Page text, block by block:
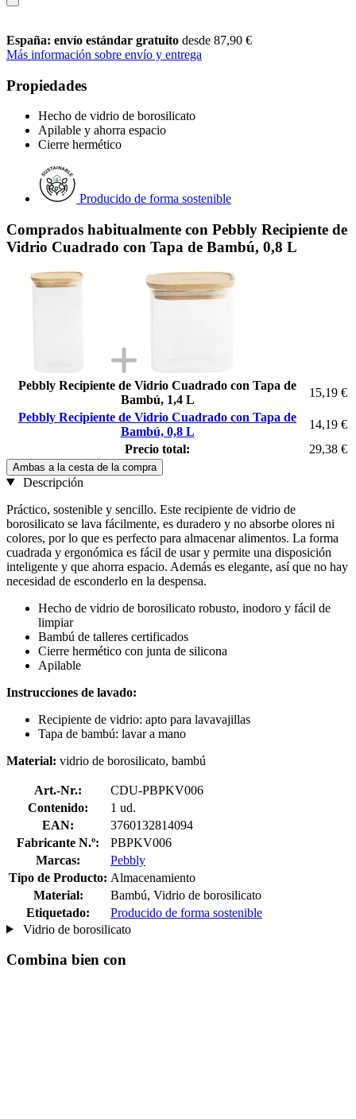
España: envío estándar gratuito desde 87,90 €
Más información sobre envío y entrega
Propiedades
Hecho de vidrio de borosilicato
Apilable y ahorra espacio
Cierre hermético
Producido de forma sostenible
Comprados habitualmente con Pebbly Recipiente de
Vidrio Cuadrado con Tapa de Bambú, 0,8 L
Pebbly Recipiente de Vidrio Cuadrado con Tapa de
Bambú, 1,4 L
15,19 €
Pebbly Recipiente de Vidrio Cuadrado con Tapa de
Bambú, 0,8 L
14,19 €
Precio total:
29,38 €
Ambas a la cesta de la compra
Descripción
Práctico, sostenible y sencillo. Este recipiente de vidrio de
borosilicato se lava fácilmente, es duradero y no absorbe olores ni
colores, por lo que es perfecto para almacenar alimentos. La forma
cuadrada y ergonómica es fácil de usar y permite una disposición
inteligente y que ahorra espacio. Además es elegante, así que no hay
necesidad de esconderlo en la despensa.
Hecho de vidrio de borosilicato robusto, inodoro y fácil de
limpiar
Bambú de talleres certificados
Cierre hermético con junta de silicona
Apilable
Instrucciones de lavado:
Recipiente de vidrio: apto para lavavajillas
Tapa de bambú: lavar a mano
Material: vidrio de borosilicato, bambú
Art.-Nr.:
CDU-PBPKV006
Contenido:
1 ud.
EAN:
3760132814094
Fabricante N.º:
PBPKV006
Marcas:
Pebbly
Tipo de Producto: Almacenamiento
Material:
Bambú, Vidrio de borosilicato
Etiquetado:
Producido de forma sostenible
Vidrio de borosilicato
Combina bien con